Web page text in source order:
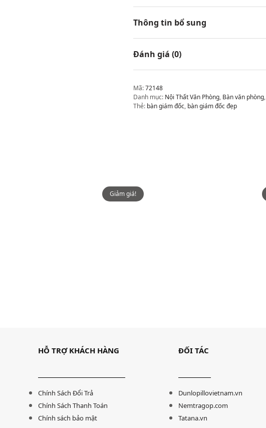
Thông tin bổ sung
Đánh giá (0)
Mã:72148
Danh mục: Nội Thất Văn Phòng, Bàn văn phòng,
Thẻ: bàn giám đốc, bàn giám đốc đẹp
Giảm giá!
8,395,520
HỖ TRỢ KHÁCH HÀNG
Chính Sách Đổi Trả
Chính Sách Thanh Toán
Chính sách bảo mật
ĐỐI TÁC
Dunlopillovietnam.vn
Nemtragop.com
Tatana.vn